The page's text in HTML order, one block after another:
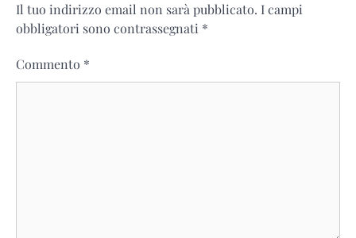
Il tuo indirizzo email non sarà pubblicato. I campi
obbligatori sono contrassegnati *
Commento *